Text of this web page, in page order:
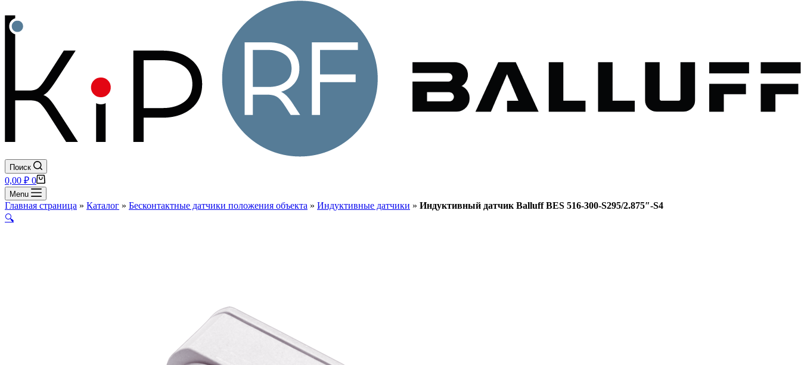
Поиск
Корзина
0,00 ₽ 0
Menu
Главная страница » Каталог » Бесконтактные датчики положения объекта » Индуктивные датчики » Индуктивный датчик Balluff BES 516-300-S295/2.875″-S4
🔍